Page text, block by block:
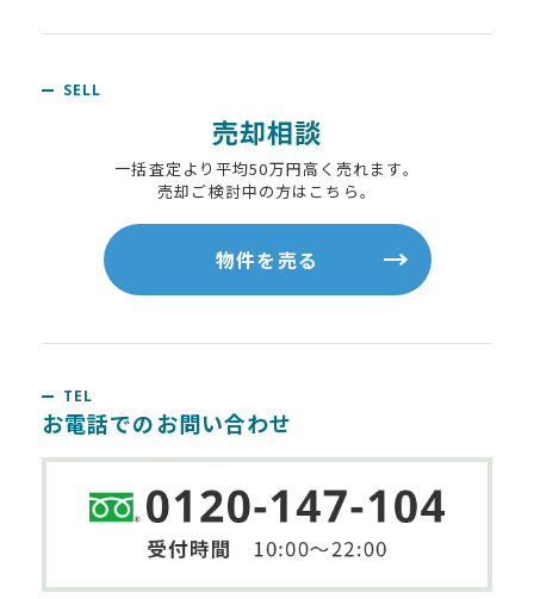
SELL
売却相談
一括査定より平均50万円高く売れます。
売却ご検討中の方はこちら。
物件を売る
TEL
お電話でのお問い合わせ